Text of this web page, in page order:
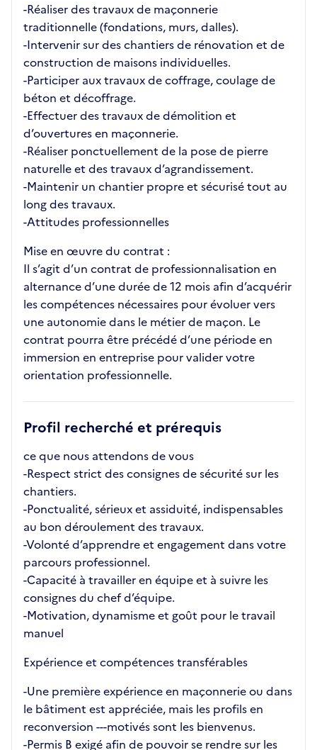
-Réaliser des travaux de maçonnerie
traditionnelle (fondations, murs, dalles).
-Intervenir sur des chantiers de rénovation et de
construction de maisons individuelles.
-Participer aux travaux de coffrage, coulage de
béton et décoffrage.
-Effectuer des travaux de démolition et
d’ouvertures en maçonnerie.
-Réaliser ponctuellement de la pose de pierre
naturelle et des travaux d’agrandissement.
-Maintenir un chantier propre et sécurisé tout au
long des travaux.
-Attitudes professionnelles
Mise en œuvre du contrat :
Il s’agit d’un contrat de professionnalisation en
alternance d’une durée de 12 mois afin d’acquérir
les compétences nécessaires pour évoluer vers
une autonomie dans le métier de maçon. Le
contrat pourra être précédé d’une période en
immersion en entreprise pour valider votre
orientation professionnelle.
Profil recherché et prérequis
ce que nous attendons de vous
-Respect strict des consignes de sécurité sur les
chantiers.
-Ponctualité, sérieux et assiduité, indispensables
au bon déroulement des travaux.
-Volonté d’apprendre et engagement dans votre
parcours professionnel.
-Capacité à travailler en équipe et à suivre les
consignes du chef d’équipe.
-Motivation, dynamisme et goût pour le travail
manuel
Expérience et compétences transférables
-Une première expérience en maçonnerie ou dans
le bâtiment est appréciée, mais les profils en
reconversion ---motivés sont les bienvenus.
-Permis B exigé afin de pouvoir se rendre sur les